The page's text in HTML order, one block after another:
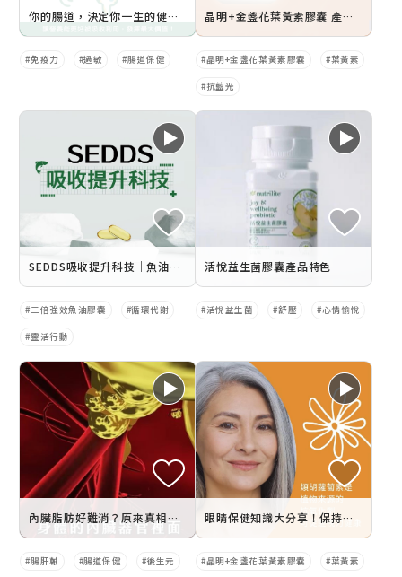
你的腸道，決定你一生的健康 | 好菌早打底 營養更給力
免疫力 過敏 腸道保健
晶明+金盞花葉黃素膠囊 產品影片
晶明+金盞花葉黃素膠囊 葉黃素
抗藍光
SEDDS吸收提升科技｜魚油吸收力再進化
三倍強效魚油膠囊 循環代謝
靈活行動
活悅益生菌膠囊產品特色
活悅益生菌 舒壓 心情愉悅
內臟脂肪好難消？原來真相藏在腸道裡！
腸肝軸 腸道保健 後生元
眼睛保健知識大分享！保持晶明+
晶明+金盞花葉黃素膠囊 葉黃素